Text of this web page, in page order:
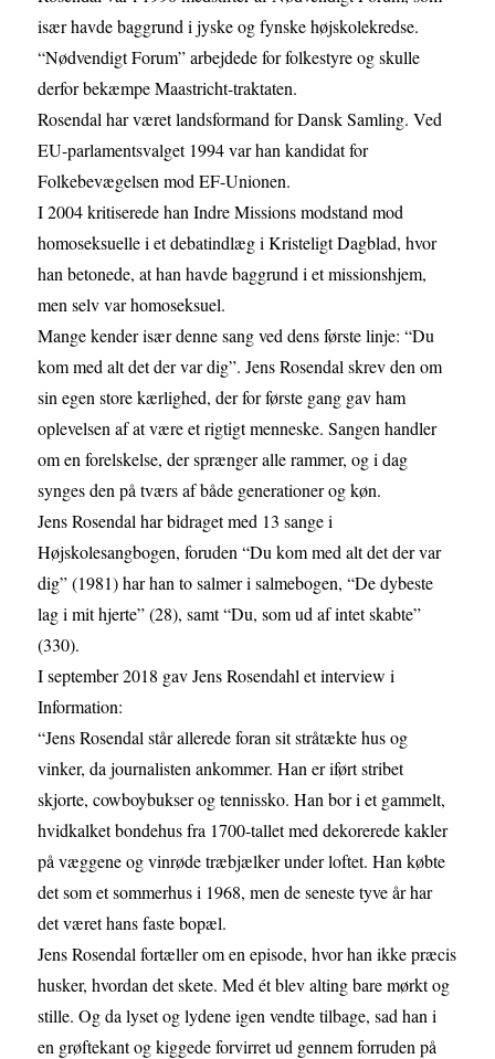
især havde baggrund i jyske og fynske højskolekredse.
“Nødvendigt Forum” arbejdede for folkestyre og skulle
derfor bekæmpe Maastricht-traktaten.
Rosendal har været landsformand for Dansk Samling. Ved
EU-parlamentsvalget 1994 var han kandidat for
Folkebevægelsen mod EF-Unionen.
I 2004 kritiserede han Indre Missions modstand mod
homoseksuelle i et debatindlæg i Kristeligt Dagblad, hvor
han betonede, at han havde baggrund i et missionshjem,
men selv var homoseksuel.
Mange kender især denne sang ved dens første linje: “Du
kom med alt det der var dig”. Jens Rosendal skrev den om
sin egen store kærlighed, der for første gang gav ham
oplevelsen af at være et rigtigt menneske. Sangen handler
om en forelskelse, der sprænger alle rammer, og i dag
synges den på tværs af både generationer og køn.
Jens Rosendal har bidraget med 13 sange i
Højskolesangbogen, foruden “Du kom med alt det der var
dig” (1981) har han to salmer i salmebogen, “De dybeste
lag i mit hjerte” (28), samt “Du, som ud af intet skabte”
(330).
I september 2018 gav Jens Rosendahl et interview i
Information:
“Jens Rosendal står allerede foran sit stråtækte hus og
vinker, da journalisten ankommer. Han er iført stribet
skjorte, cowboybukser og tennissko. Han bor i et gammelt,
hvidkalket bondehus fra 1700-tallet med dekorerede kakler
på væggene og vinrøde træbjælker under loftet. Han købte
det som et sommerhus i 1968, men de seneste tyve år har
det været hans faste bopæl.
Jens Rosendal fortæller om en episode, hvor han ikke præcis
husker, hvordan det skete. Med ét blev alting bare mørkt og
stille. Og da lyset og lydene igen vendte tilbage, sad han i
en grøftekant og kiggede forvirret ud gennem forruden på